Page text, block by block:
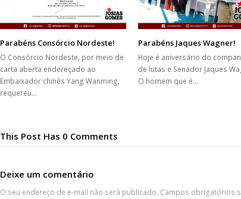
Parabéns Consórcio Nordeste!
O Consórcio Nordeste, por meio de
carta aberta endereçado ao
Embaixador chinês Yang Wanming,
requereu…
Parabéns Jaques Wagner!
Hoje é aniversário do
de lutas e Senador Jaques
O homem que é…
This Post Has 0 Comments
Deixe um comentário
O seu endereço de e-mail não será publicado. Campos obrigatórios